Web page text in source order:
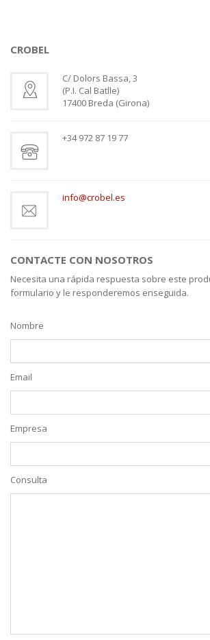
CROBEL
C/ Dolors Bassa, 3
(P.I. Cal Batlle)
17400 Breda (Girona)
+34 972 87 19 77
info@crobel.es
CONTACTE CON NOSOTROS
Necesita una rápida respuesta sobre este
formulario y le responderemos enseguida.
Nombre
Email
Empresa
Consulta